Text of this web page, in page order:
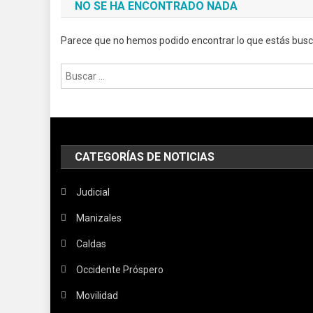
NO SE HA ENCONTRADO NADA
Parece que no hemos podido encontrar lo que estás
Buscar:
CATEGORÍAS DE NOTICIAS
Judicial
Manizales
Caldas
Occidente Próspero
Movilidad